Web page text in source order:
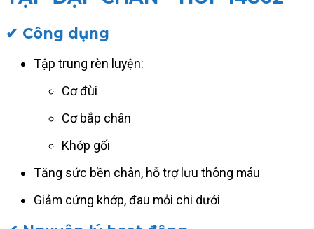
✔ Công dụng
Tập trung rèn luyện:
Cơ đùi
Cơ bắp chân
Khớp gối
Tăng sức bền chân, hỗ trợ lưu thông máu
Giảm cứng khớp, đau mỏi chi dưới